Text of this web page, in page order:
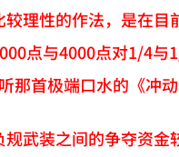
理性的作法，是在目
点与4000点对1/4
首极端口水的《冲动
武装之间的争夺资